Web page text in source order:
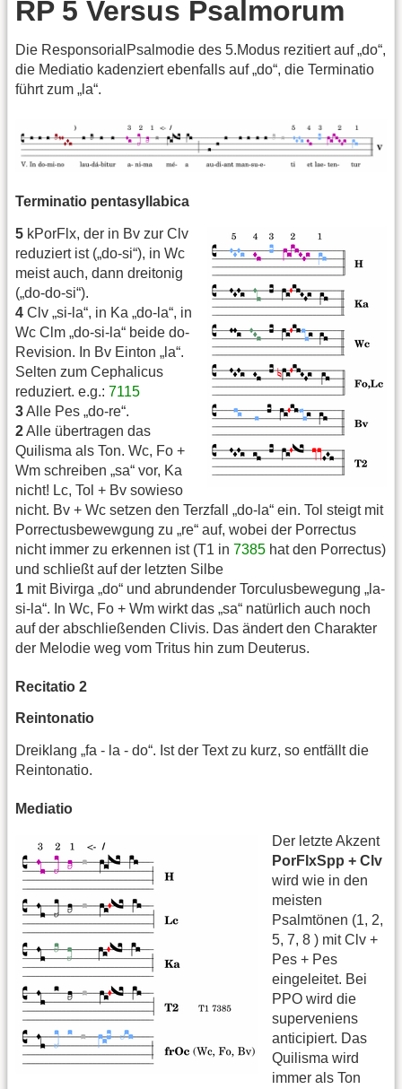
RP 5 Versus Psalmorum
Die ResponsorialPsalmodie des 5.Modus rezitiert auf „do“,
die Mediatio kadenziert ebenfalls auf „do“, die Terminatio
führt zum „la“.
Terminatio pentasyllabica
5 kPorFlx, der in Bv zur Clv
reduziert ist („do-si“), in Wc
meist auch, dann dreitonig
(„do-do-si“).
4 Clv „si-la“, in Ka „do-la“, in
Wc Clm „do-si-la“ beide do-
Revision. In Bv Einton „la“.
Selten zum Cephalicus
reduziert. e.g.: 7115
3Alle Pes „do-re“.
2Alle übertragen das
Quilisma als Ton. Wc, Fo +
Wm schreiben „sa“ vor, Ka
nicht! Lc, Tol + Bv sowieso
nicht. Bv + Wc setzen den Terzfall „do-la“ ein. Tol steigt mit
Porrectusbewewgung zu „re“ auf, wobei der Porrectus
nicht immer zu erkennen ist (T1 in 7385 hat den Porrectus)
und schließt auf der letzten Silbe
1 mit Bivirga „do“ und abrundender Torculusbewegung „la-
si-la“. In Wc, Fo + Wm wirkt das „sa“ natürlich auch noch
auf der abschließenden Clivis. Das ändert den Charakter
der Melodie weg vom Tritus hin zum Deuterus.
Recitatio 2
Reintonatio
Dreiklang „fa - la - do“. Ist der Text zu kurz, so entfällt die
Reintonatio.
Mediatio
Der letzte Akzent
PorFlxSpp + Clv
wird wie in den
meisten
Psalmtönen (1, 2,
5, 7, 8 ) mit Clv +
Pes + Pes
eingeleitet. Bei
PPO wird die
superveniens
anticipiert. Das
Quilisma wird
immer als Ton